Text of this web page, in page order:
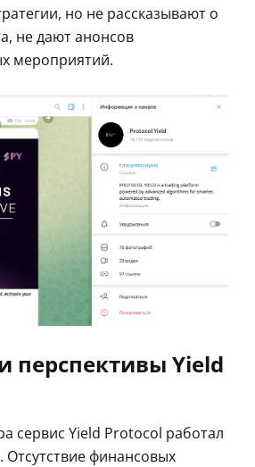
но не рассказывают о
не дают анонсов
мероприятий.
перспективы Yield
сервис Yield Protocol работал
Отсутствие финансовых